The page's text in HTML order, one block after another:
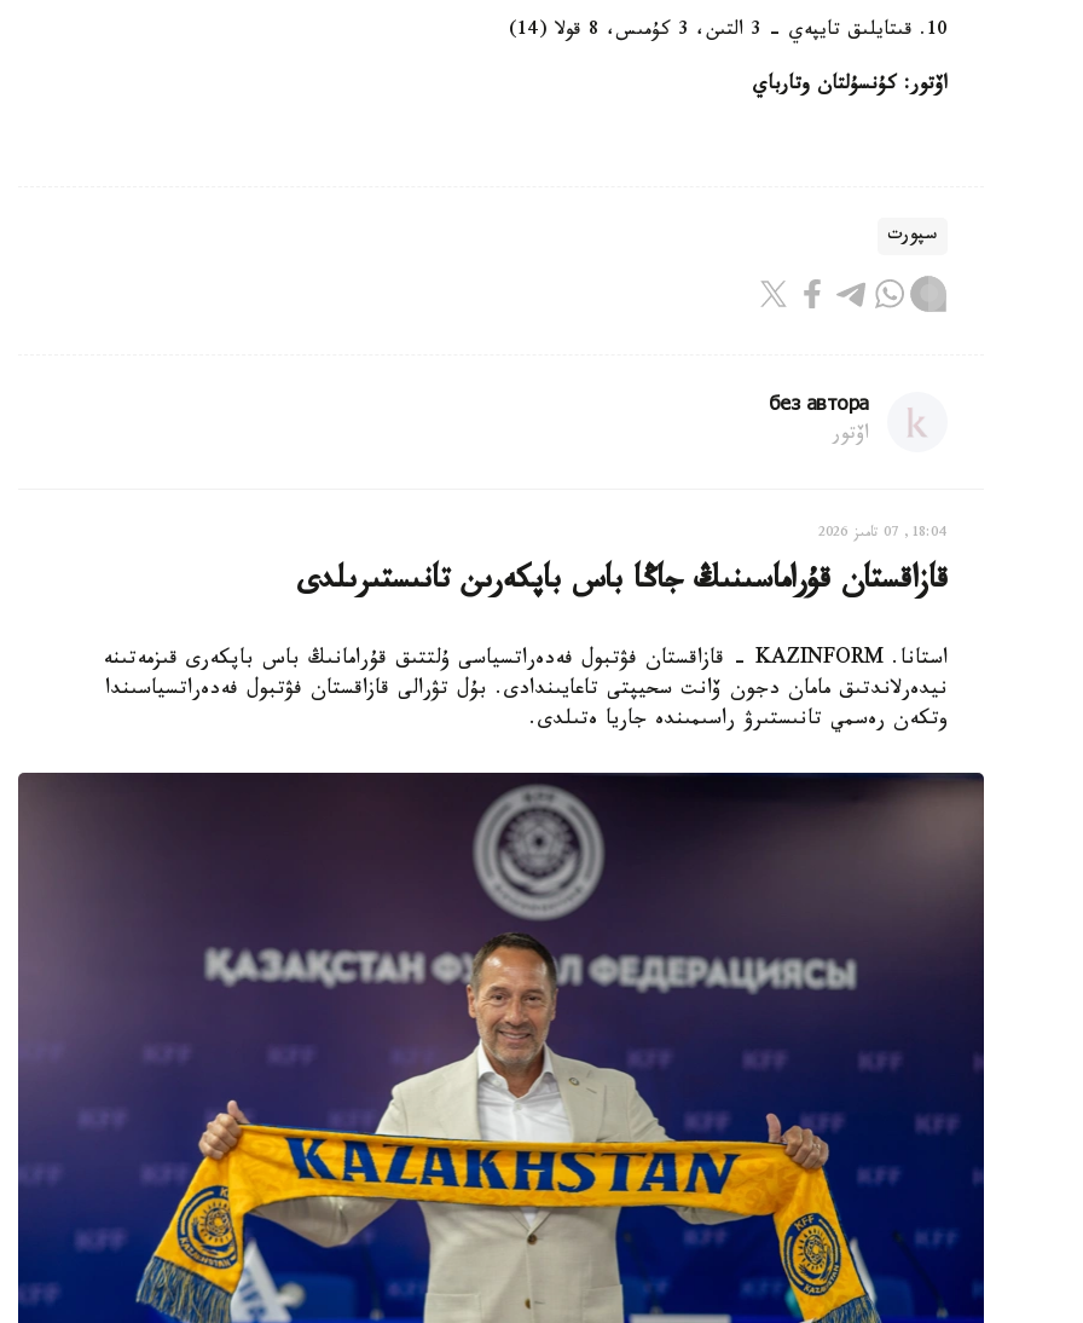
10. قىتايلىق تايپەي - 3 التىن، 3 كۇمىس، 8 قولا (14)
اۆتور: كۇنسۇلتان وتارباي
سپورت
без автора
اۆتور
18:04, 07 تامىز 2026
قازاقستان قۇراماسىنىڭ جاڭا باس باپكەرىن تانىستىرىلدى
استانا. KAZINFORM - قازاقستان فۋتبول فەدەراتسياسى ۇلتتىق قۇرامانىڭ باس باپكەرى قىزمەتىنە
نيدەرلاندتىق مامان دجون ۆانت سحيپتى تاعايىندادى. بۇل تۋرالى قازاقستان فۋتبول فەدەراتسياسىندا
وتكەن رەسمي تانىستىرۋ راسىمىندە جاريا ەتىلدى.